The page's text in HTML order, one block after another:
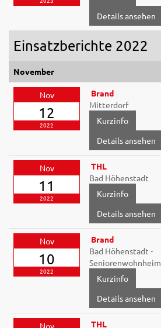
Details ansehen
Einsatzberichte 2022
November
Nov
12
2022
Brand
Mitterdorf
Details ansehen
Nov
11
2022
THL
Bad Höhenstadt
Details ansehen
Nov
10
2022
Brand
Bad Höhenstadt -
Seniorenwohnheim
Details ansehen
Nov
THL